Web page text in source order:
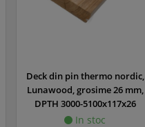
Deck din pin thermo nordic,
Lunawood, grosime 26 mm,
DPTH 3000-5100x117x26
In stoc